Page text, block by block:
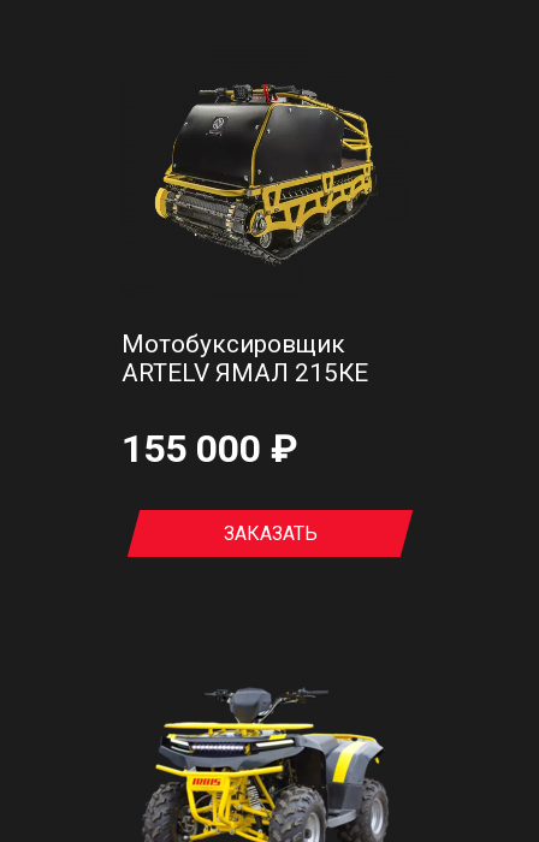
Мотобуксировщик
ARTELV ЯМАЛ 215КЕ
155 000 ₽
ЗАКАЗАТЬ